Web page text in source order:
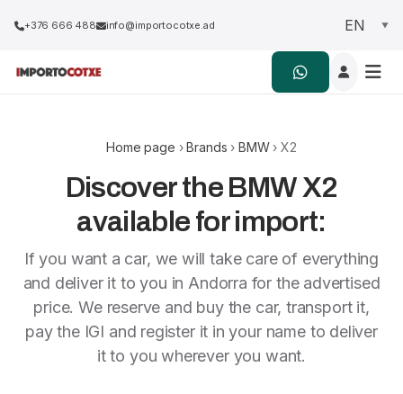
+376 666 488 info@importocotxe.ad
Home page ›Brands › BMW› X2
Discover the BMW X2
available for import:
If you want a car, we will take care of everything
and deliver it to you in Andorra for the advertised
price. We reserve and buy the car, transport it,
pay the IGI and register it in your name to deliver
it to you wherever you want.